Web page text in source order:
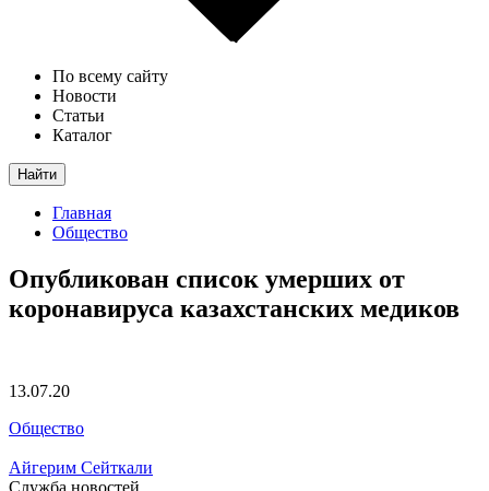
По всему сайту
Новости
Статьи
Каталог
Найти
Главная
Общество
Опубликован список умерших от
коронавируса казахстанских медиков
13.07.20
Общество
Айгерим Сейткали